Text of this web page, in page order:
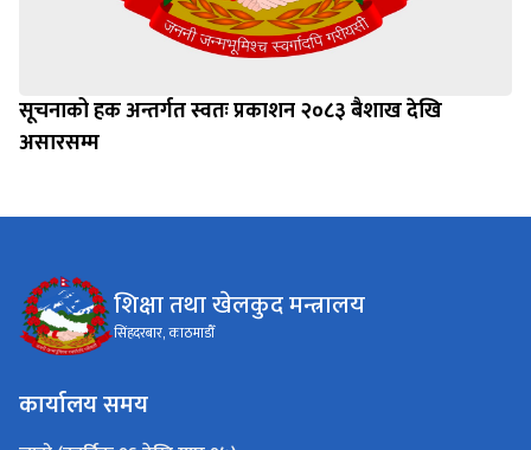
सूचनाको हक अन्तर्गत स्वतः प्रकाशन २०८३ बैशाख देखि
असारसम्म
शिक्षा तथा खेलकुद मन्त्रालय
सिंहदरबार, काठमाडौँ
कार्यालय समय